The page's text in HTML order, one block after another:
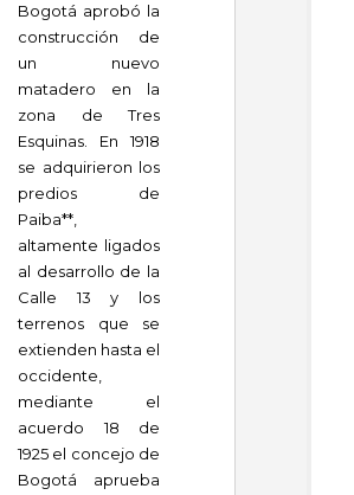
Bogotá aprobó la
construcción de
un nuevo
matadero en la
zona de Tres
Esquinas. En 1918
se adquirieron los
predios de
Paiba**,
altamente ligados
al desarrollo de la
Calle 13 y los
terrenos que se
extienden hasta el
occidente,
mediante el
acuerdo 18 de
1925 el concejo de
Bogotá aprueba